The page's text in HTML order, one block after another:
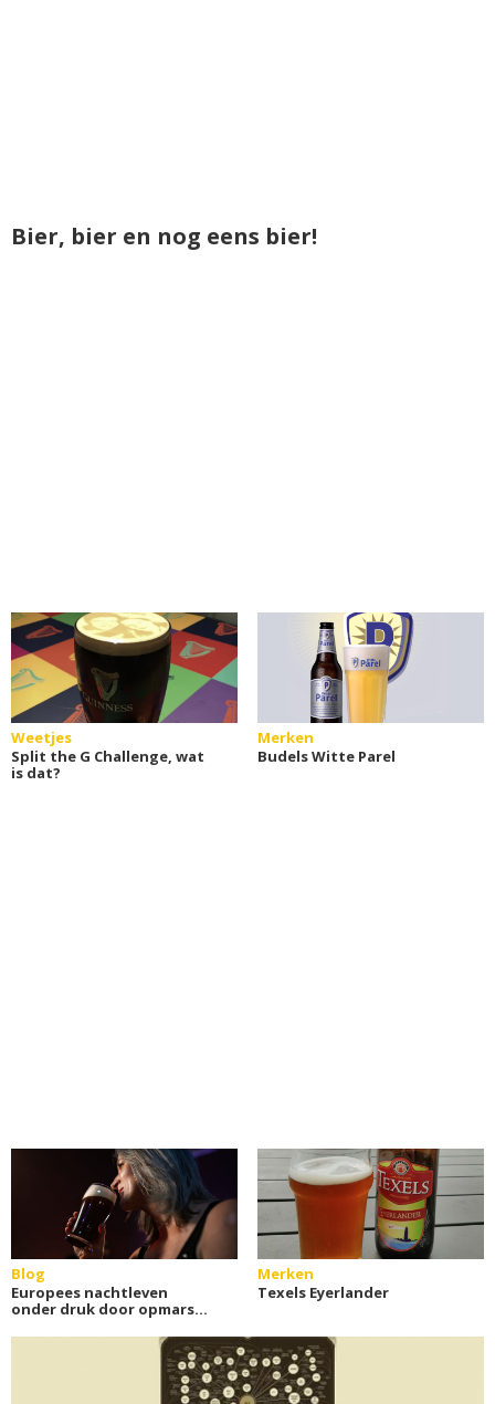
Bier, bier en nog eens bier!
Weetjes
Split the G Challenge, wat
is dat?
Merken
Budels Witte Parel
Blog
Europees nachtleven
onder druk door opmars
Merken
Texels Eyerlander